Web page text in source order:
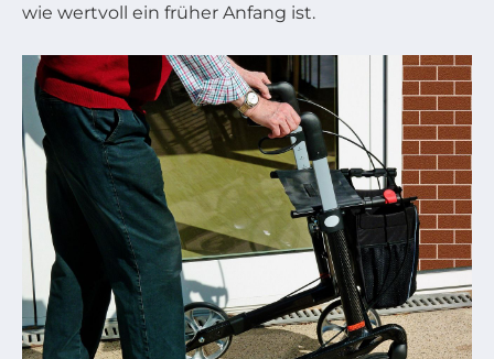
wie wertvoll ein früher Anfang ist.